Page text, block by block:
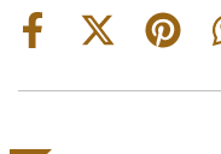
Share
Share
(Twitter)
Share